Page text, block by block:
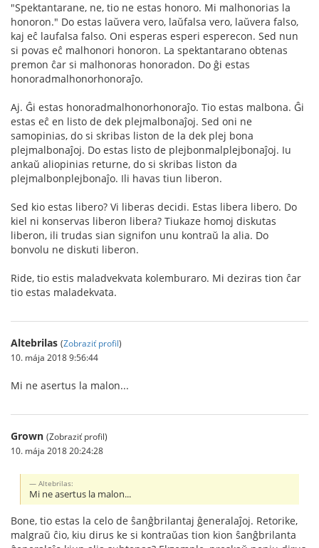
"Spektantarane, ne, tio ne estas honoro. Mi malhonorias la
honoron." Do estas laŭvera vero, laŭfalsa vero, laŭvera falso,
kaj eĉ laufalsa falso. Oni esperas esperi esperecon. Sed nun
si povas eĉ malhonori honoron. La spektantarano obtenas
premon ĉar si malhonoras honoradon. Do ĝi estas
honoradmalhonorhonoraĵo.
Aj. Ĝi estas honoradmalhonorhonoraĵo. Tio estas malbona. Ĝi
estas eĉ en listo de dek plejmalbonaĵoj. Sed oni ne
samopinias, do si skribas liston de la dek plej bona
plejmalbonaĵoj. Do estas listo de plejbonmalplejbonaĵoj. Iu
ankaŭ aliopinias returne, do si skribas liston da
plejmalbonplejbonaĵo. Ili havas tiun liberon.
Sed kio estas libero? Vi liberas decidi. Estas libera libero. Do
kiel ni konservas liberon libera? Tiukaze homoj diskutas
liberon, ili trudas sian signifon unu kontraŭ la alia. Do
bonvolu ne diskuti liberon.
Ride, tio estis maladvekvata kolemburaro. Mi deziras tion ĉar
tio estas maladekvata.
Altebrilas (Zobraziť profil)
10. mája 2018 9:56:44
Mi ne asertus la malon...
Grown (Zobraziť profil)
10. mája 2018 20:24:28
Altebrilas:
Mi ne asertus la malon...
Bone, tio estas la celo de ŝanĝbrilantaj ĝeneralaĵoj. Retorike,
malgraŭ ĉio, kiu dirus ke si kontraŭas tion kion ŝanĝbrilanta